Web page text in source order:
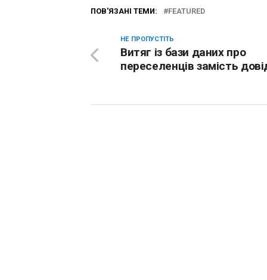
ПОВ'ЯЗАНІ ТЕМИ: FEATURED
НЕ ПРОПУСТІТЬ
Витяг із бази даних про
переселенців замість